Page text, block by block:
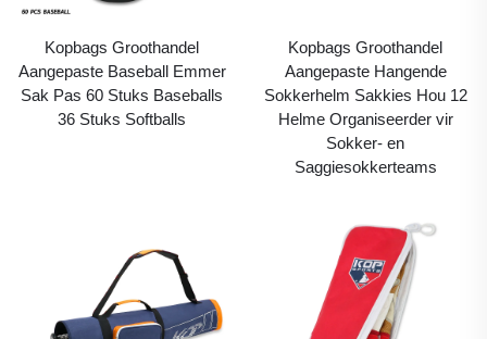
Kopbags Groothandel
Aangepaste Baseball Emmer
Sak Pas 60 Stuks Baseballs
36 Stuks Softballs
Kopbags Groothandel
Aangepaste Hangende
Sokkerhelm Sakkies Hou 12
Helme Organiseerder vir
Sokker- en
Saggiesokkerteams